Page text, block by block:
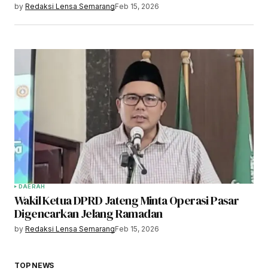
by Redaksi Lensa SemarangFeb 15, 2026
DAERAH
Wakil Ketua DPRD Jateng Minta Operasi Pasar
Digencarkan Jelang Ramadan
by Redaksi Lensa SemarangFeb 15, 2026
TOP NEWS